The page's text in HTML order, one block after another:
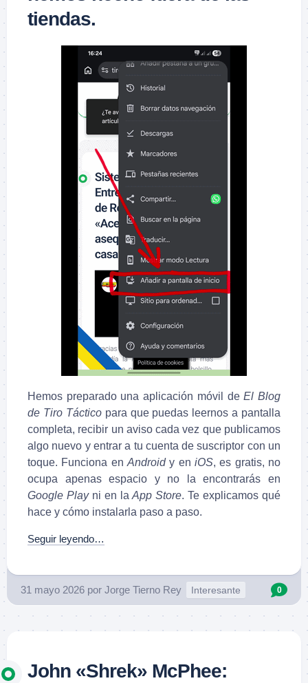
tiendas.
Hemos preparado una aplicación móvil deEl Blog
de Tiro Tácticopara que puedas leernos a pantalla
completa, recibir un aviso cada vez que publicamos
algo nuevo y entrar a tu cuenta de suscriptor con un
toque. Funciona en Androidy en iOS, es gratis, no
ocupa apenas espacio y no la encontrarás en
Google Playni en laApp Store. Te explicamos qué
hace y cómo instalarla paso a paso.
Seguir leyendo…
31 mayo 2026 por Jorge Tierno Rey Interesante 0
John «Shrek» McPhee: